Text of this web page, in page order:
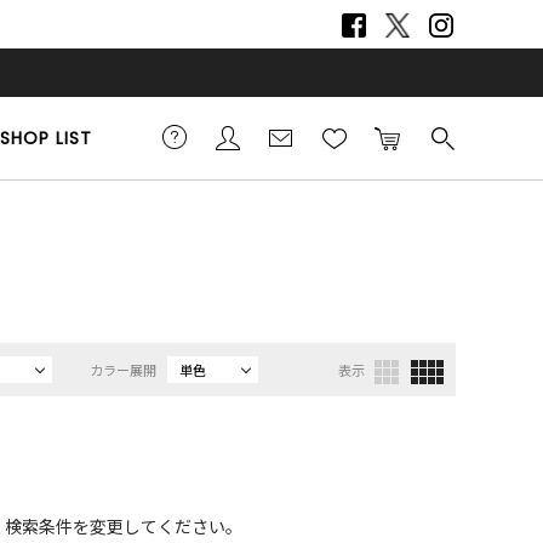
SHOP LIST
カラー展開 単色 表示
索条件を変更してください。